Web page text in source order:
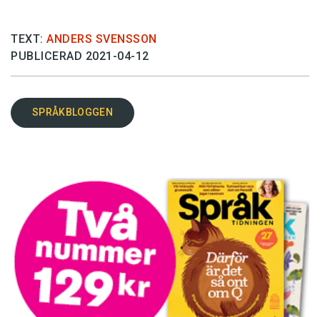
TEXT: ANDERS SVENSSON
PUBLICERAD 2021-04-12
SPRÅKBLOGGEN